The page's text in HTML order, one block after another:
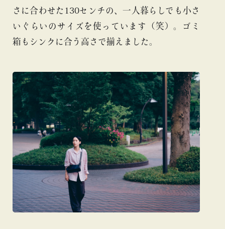
さに合わせた130センチの、一人暮らしでも小さ
いぐらいのサイズを使っています（笑）。ゴミ
箱もシンクに合う高さで揃えました。